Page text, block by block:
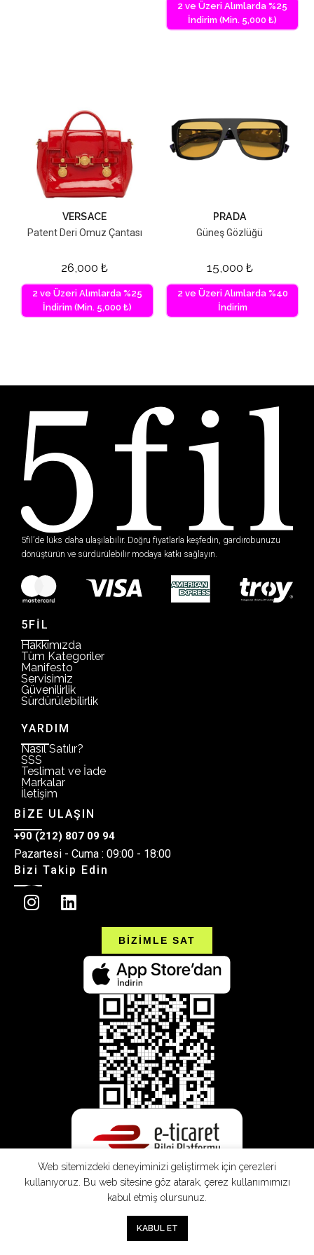
2 ve Üzeri Alımlarda %25
İndirim (Min. 5,000 ₺)
VERSACE
Patent Deri Omuz Çantası
26,000 ₺
2 ve Üzeri Alımlarda %25
İndirim (Min. 5,000 ₺)
PRADA
Güneş Gözlüğü
15,000 ₺
2 ve Üzeri Alımlarda %40
İndirim
5fil’de lüks daha ulaşılabilir. Doğru fiyatlarla keşfedin, gardırobunuzu
dönüştürün ve sürdürülebilir modaya katkı sağlayın.
5FİL
Hakkımızda
Tüm Kategoriler
Manifesto
Servisimiz
Güvenilirlik
Sürdürülebilirlik
YARDIM
Nasıl Satılır?
SSS
Teslimat ve İade
Markalar
İletişim
BİZE ULAŞIN
+90 (212) 807 09 94
Pazartesi - Cuma : 09:00 - 18:00
Bizi Takip Edin
BİZİMLE SAT
Web sitemizdeki deneyiminizi geliştirmek için çerezleri
kullanıyoruz. Bu web sitesine göz atarak, çerez kullanımımızı
kabul etmiş olursunuz.
KABUL ET
Sepet